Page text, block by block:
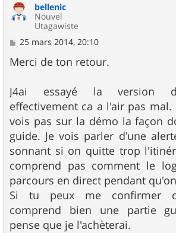
bellenic
Nouvel
Utagawiste
M
s
s
g
e
25 mars 2014, 20:10
Merci de ton retour.
J4ai essayé la version
effectivement ca a l'air pas
vois pas sur la démo la façon
guide. Je vois parler d'une
sonnant si on quitte trop
comprend pas comment le
parcours en direct pendant
Si tu peux me confirmer
comprend bien une partie
pense que je l'achèterai.